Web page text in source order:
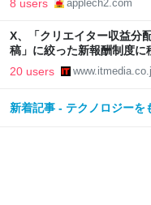
8 users applech2.com
X、「クリエイター収益分
稿」に絞った新報酬制度に
20 users
新着記事 - テクノロジーを